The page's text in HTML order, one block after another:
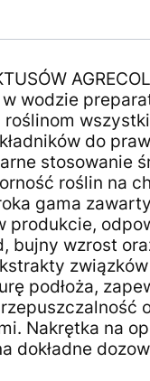
wodzie
roślinom
do
stosowanie
roślin na
gama
produkcie,
bujny wzrost
podłoża,
Nakrętka na
dokładne